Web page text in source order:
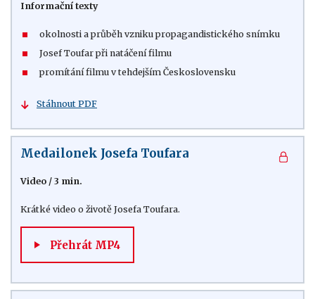
Informační texty
okolnosti a průběh vzniku propagandistického snímku
Josef Toufar při natáčení filmu
promítání filmu v tehdejším Československu
Stáhnout PDF
Medailonek Josefa Toufara
Video / 3 min.
Krátké video o životě Josefa Toufara.
Přehrát MP4